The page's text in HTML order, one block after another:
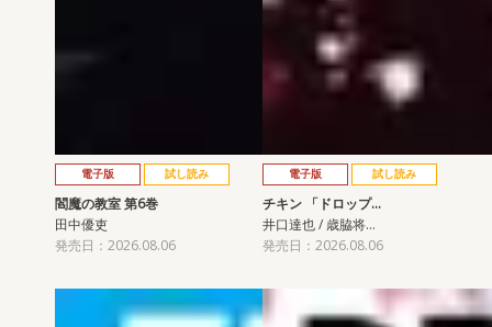
電子版 試し読み
閻魔の教室 第6巻
田中優吏
発売日：2026.08.06
電子版 試し読み
チキン 「ドロップ…
井口達也 / 歳脇将…
発売日：2026.08.06